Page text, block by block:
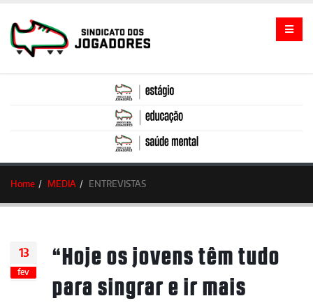
Home MEDIA ENTREVISTAS
13
fev
“Hoje os jovens têm tudo
para singrar e ir mais